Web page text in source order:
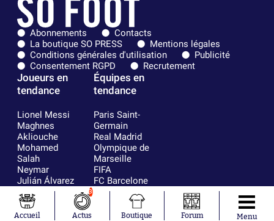
Abonnements
Contacts
La boutique SO PRESS
Mentions légales
Conditions générales d'utilisation
Publicité
Consentement RGPD
Recrutement
Joueurs en
tendance
Lionel Messi
Maghnes
Akliouche
Mohamed
Salah
Neymar
Julián Álvarez
Ferrán Torres
Kilian Corredor
Franco
Équipes en
tendance
Paris Saint-
Germain
Real Madrid
Olympique de
Marseille
FIFA
FC Barcelone
Argentine
Olympique
lyonnais
Accueil
3
Actus Boutique Forum Menu